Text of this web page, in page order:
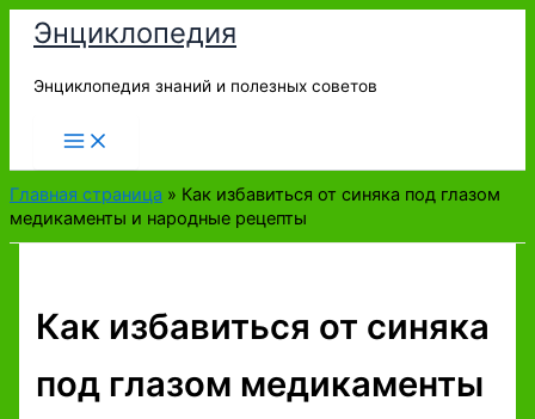
Перейти
содержимому
Энциклопедия
Энциклопедия знаний и полезных советов
Главная страница » Как избавиться от синяка под глазом
медикаменты и народные рецепты
Как избавиться от синяка
под глазом медикаменты